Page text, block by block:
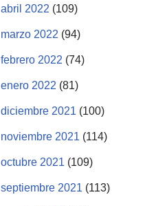
abril 2022 (109)
marzo 2022 (94)
febrero 2022 (74)
enero 2022 (81)
diciembre 2021 (100)
noviembre 2021 (114)
octubre 2021 (109)
septiembre 2021 (113)